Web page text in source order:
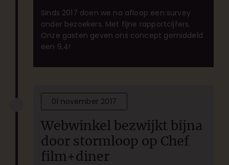
Sinds 2017 doen we na afloop een survey
onder bezoekers. Met fijne rapportcijfers.
Onze gasten geven ons concept gemiddeld
een 9,4!
01 november 2017
Webwinkel bezwijkt bijna
door stormloop op Chef
film+diner